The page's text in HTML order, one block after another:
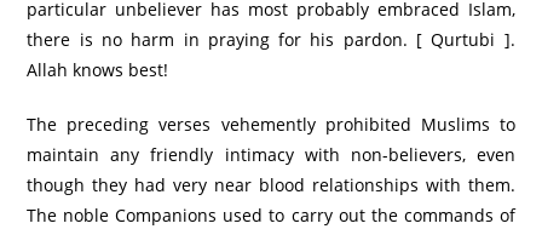
particular unbeliever has most probably embraced Islam,
there is no harm in praying for his pardon. [ Qurtubi ].
Allah knows best!
The preceding verses vehemently prohibited Muslims to
maintain any friendly intimacy with non-believers, even
though they had very near blood relationships with them.
The noble Companions used to carry out the commands of